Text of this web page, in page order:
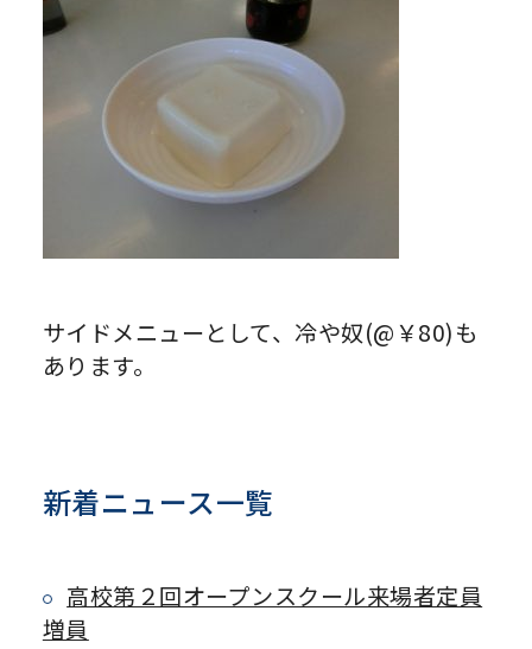
サイドメニューとして、冷や奴(@￥80)も
あります。
新着ニュース一覧
高校第２回オープンスクール来場者定員
増員